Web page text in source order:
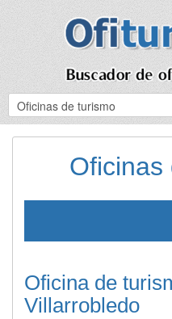
Oficinas
Oficina de
Villarrobledo